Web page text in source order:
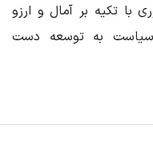
تکیه بر آمال و ارزو
به توسعه دست